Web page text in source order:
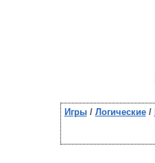
Игры/ Логические/